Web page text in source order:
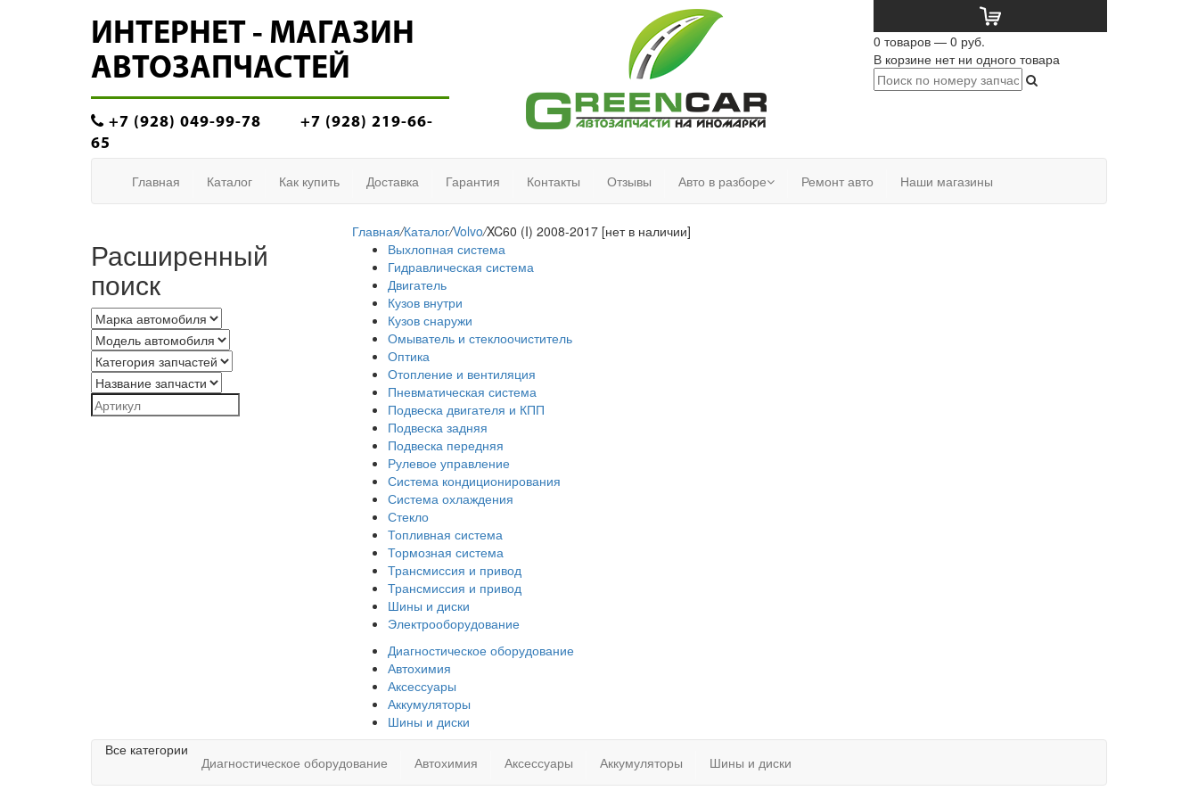
ИНТЕРНЕТ - МАГАЗИН
АВТОЗАПЧАСТЕЙ
+7 (928) 049-99-78
+7 (928) 219-66-
65
0 товаров — 0 руб.
В корзине нет ни одного товара
Главная Каталог Как купить Доставка Гарантия Контакты Отзывы Авто в разборе Ремонт авто Наши магазины
Расширенный
поиск
Главная/Каталог/Volvo/XC60 (I) 2008-2017 [нет в наличии]
Выхлопная система
Гидравлическая система
Двигатель
Кузов внутри
Кузов снаружи
Омыватель и стеклоочиститель
Оптика
Отопление и вентиляция
Пневматическая система
Подвеска двигателя и КПП
Подвеска задняя
Подвеска передняя
Рулевое управление
Система кондиционирования
Система охлаждения
Стекло
Топливная система
Тормозная система
Трансмиссия и привод
Трансмиссия и привод
Шины и диски
Электрооборудование
Диагностическое оборудование
Автохимия
Аксессуары
Аккумуляторы
Шины и диски
Все категории
Диагностическое оборудование Автохимия Аксессуары Аккумуляторы Шины и диски